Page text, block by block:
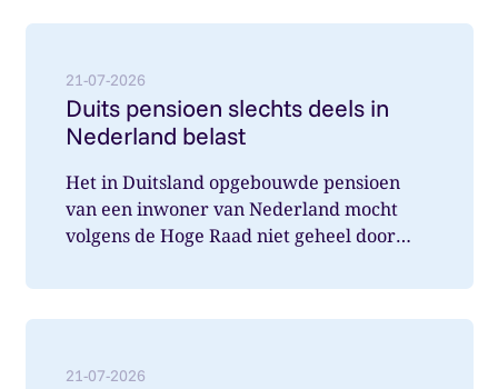
21-07-2026
Duits pensioen slechts deels in
Nederland belast
Het in Duitsland opgebouwde pensioen
van een inwoner van Nederland mocht
volgens de Hoge Raad niet geheel door
21-07-2026